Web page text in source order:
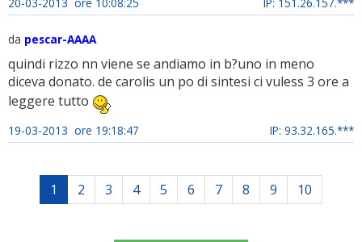
da pescar-AAAA
quindi rizzo nn viene se andiamo in b?uno in meno
diceva donato. de carolis un po di sintesi ci vuless 3 ore a
leggere tutto
19-03-2013 ore 19:18:47 IP: 93.32.165.***
1 2 3 4 5 6 7 8 9 10